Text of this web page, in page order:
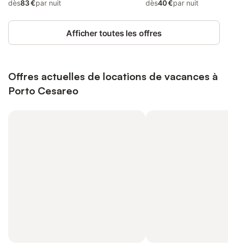
dès83 €par nuit dès40 €par nuit
Afficher toutes les offres
Offres actuelles de locations de vacances à
Porto Cesareo